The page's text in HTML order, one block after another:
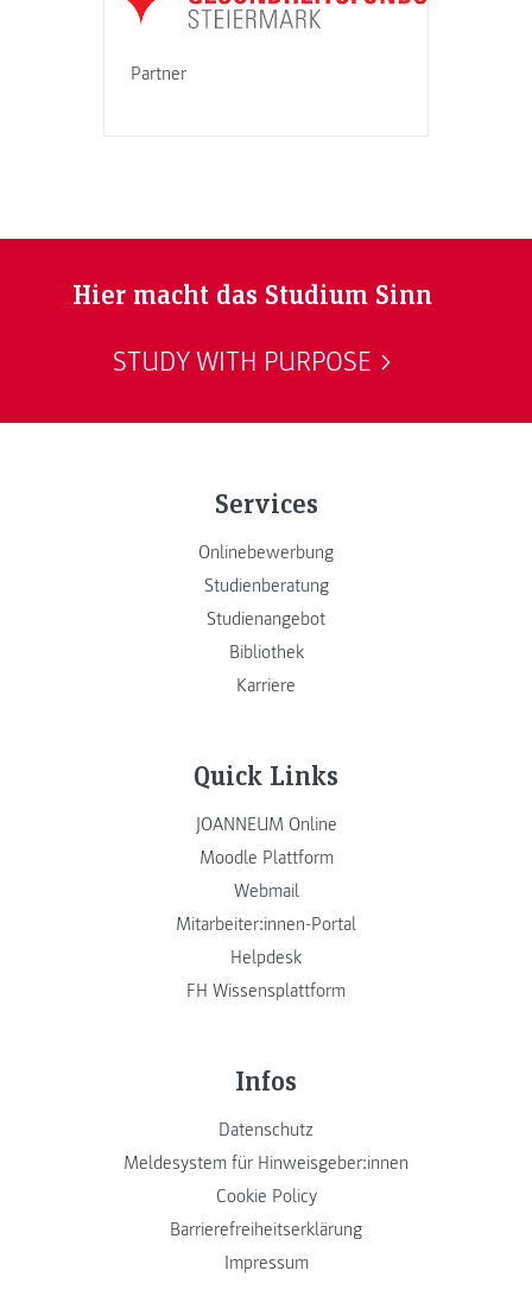
Partner
Hier macht das Studium Sinn
STUDY WITH PURPOSE
Services
Onlinebewerbung
Studienberatung
Studienangebot
Bibliothek
Karriere
Quick Links
JOANNEUM Online
Moodle Plattform
Webmail
Mitarbeiter:innen-Portal
Helpdesk
FH Wissensplattform
Infos
Datenschutz
Meldesystem für Hinweisgeber:innen
Cookie Policy
Barrierefreiheitserklärung
Impressum